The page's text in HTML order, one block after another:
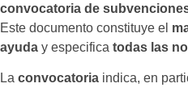
convocatoria de
Este documento constituye el
ayuda y especifica todas las
La convocatoria indica, en